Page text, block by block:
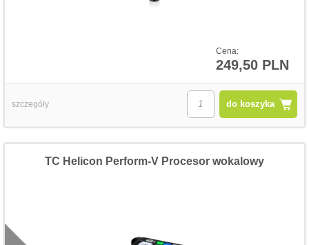
Cena:
249,50 PLN
do koszyka
szczegóły
TC Helicon Perform-V Procesor wokalowy